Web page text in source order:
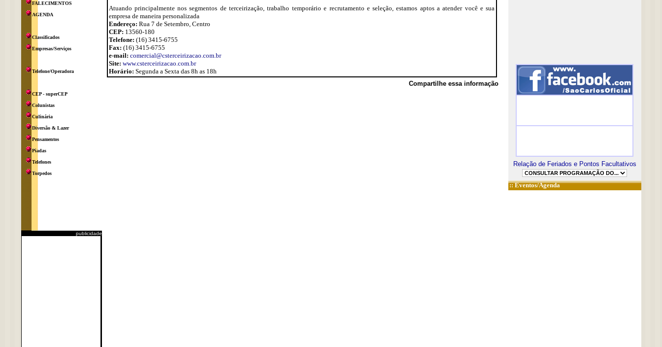
FALECIMENTOS
AGENDA
Classificados
Empresas/Serviços
Telefone/Operadora
CEP - superCEP
Colunistas
Culinária
Diversão & Lazer
Pensamentos
Piadas
Telefones
Torpedos
publicidade
Atuando principalmente nos segmentos de terceirização, trabalho temporário e recrutamento e seleção, estamos aptos a atender você e sua
empresa de maneira personalizada
Endereço: Rua 7 de Setembro, Centro
CEP: 13560-180
Telefone: (16) 3415-6755
Fax: (16) 3415-6755
e-mail: comercial@csterceirizacao.com.br
Site: www.csterceirizacao.com.br
Horário: Segunda a Sexta das 8h as 18h
Compartilhe essa informação
Relação de Feriados e Pontos Facultativos
::Eventos/Agenda